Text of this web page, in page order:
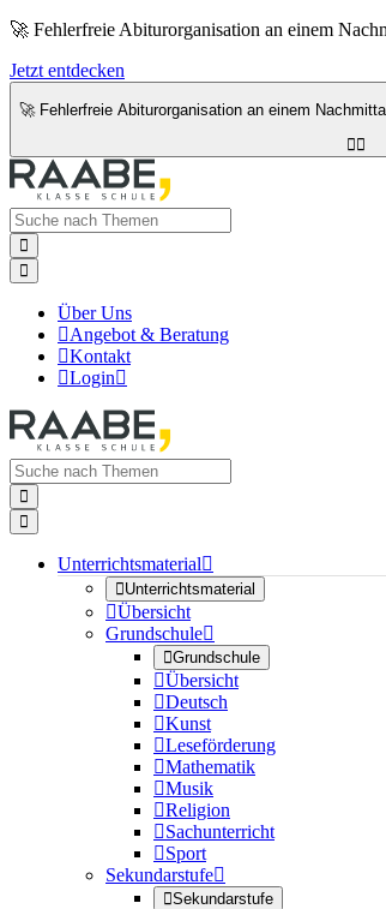
🚀 Fehlerfreie Abiturorganisation an einem
Jetzt entdecken
🚀 Fehlerfreie Abiturorganisation an einem



Über Uns
Angebot & Beratung
Kontakt
Login


Unterrichtsmaterial
Unterrichtsmaterial
Übersicht
Grundschule
Grundschule
Übersicht
Deutsch
Kunst
Leseförderung
Mathematik
Musik
Religion
Sachunterricht
Sport
Sekundarstufe
Sekundarstufe